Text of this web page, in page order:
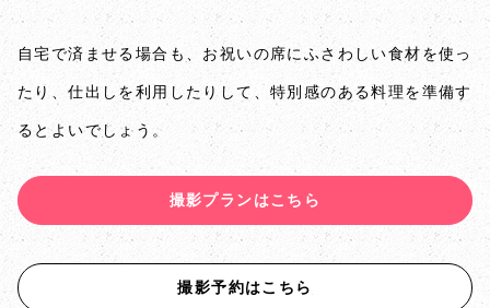
自宅で済ませる場合も、お祝いの席にふさわしい食材を使っ
たり、仕出しを利用したりして、特別感のある料理を準備す
るとよいでしょう。
撮影プランはこちら
撮影予約はこちら